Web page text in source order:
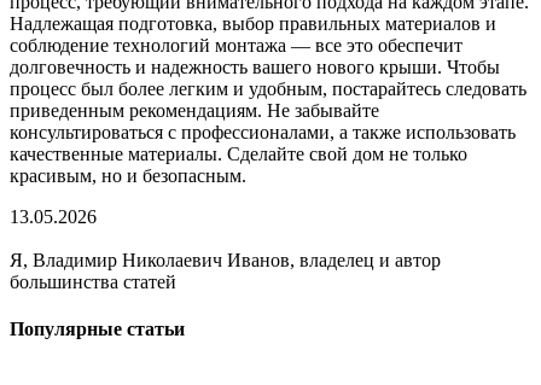
Надлежащая подготовка, выбор правильных материалов и
соблюдение технологий монтажа — все это обеспечит
долговечность и надежность вашего нового крыши. Чтобы
процесс был более легким и удобным, постарайтесь следовать
приведенным рекомендациям. Не забывайте
консультироваться с профессионалами, а также использовать
качественные материалы. Сделайте свой дом не только
красивым, но и безопасным.
13.05.2026
Я, Владимир Николаевич Иванов, владелец и автор
большинства статей
Популярные статьи